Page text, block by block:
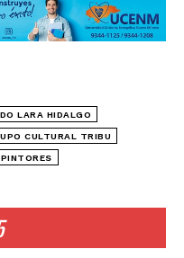
LARA HIDALGO
CULTURAL TRIBU
PINTORES